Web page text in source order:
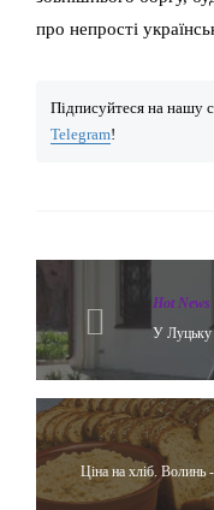
про непрості
Підписуйтеся на нашу
Telegram!
Hot News
У Луцьку
Ціна на хліб. Волинь